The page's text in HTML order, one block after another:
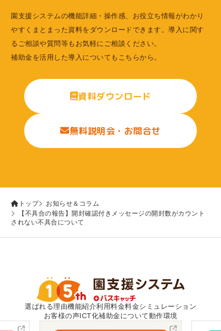
園支援システムの機能詳細・操作感、お役立ち情報がわかり
やすくまとまった資料をダウンロードできます。導入に関す
るご相談や質問等もお気軽にご相談ください。
補助金を活用した導入についてもこちらから。
資料ダウンロード
無料説明会・お問合せ
トップ
お知らせ＆コラム
【不具合の報告】開封確認付きメッセージの開封数がカウント
されない不具合について
選ばれる理由機能紹介利用料金料金シミュレーション
お客様の声ICT化補助金について動作環境